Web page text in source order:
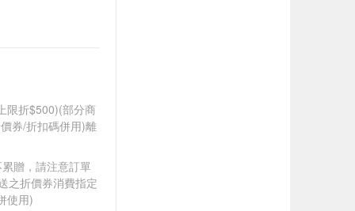
限折$500)(部分商
券/折扣碼併用)離
贈，請注意訂單
之折價券消費指定
使用)